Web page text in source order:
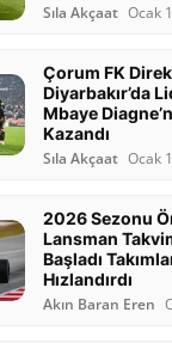
Sıla Akçaat Ocak
Çorum FK
Diyarbakır’da
Mbaye
Kazandı
Sıla Akçaat Ocak
2026 Sezonu
Lansman
Başladı
Hızlandırdı
Akın Baran Eren